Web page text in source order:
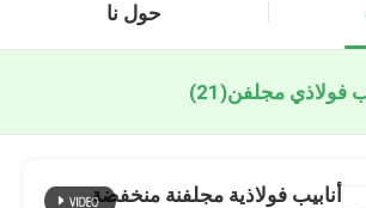
حول نا
فولاذي مجلفن(21)
أنابيب فولاذية مجلفنة منخفضة